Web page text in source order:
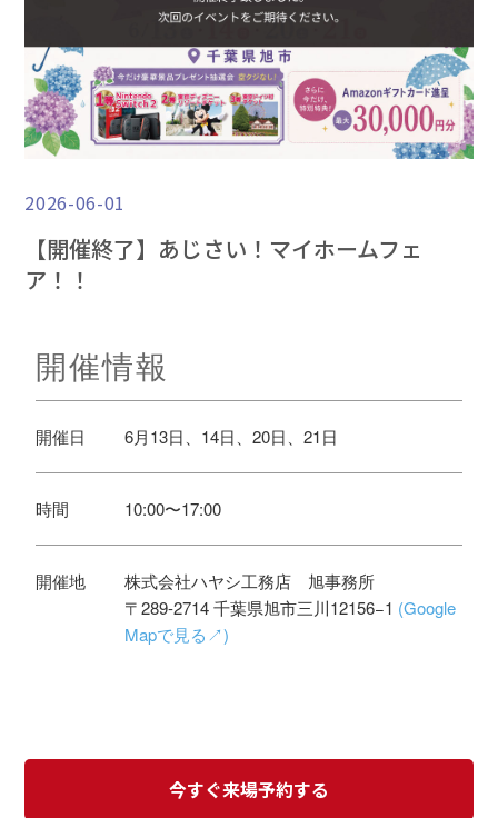
2026-06-01
【開催終了】あじさい！マイホームフェ
ア！！
開催情報
開催日 6月13日、14日、20日、21日
時間 10:00〜17:00
開催地
株式会社ハヤシ工務店 旭事務所
〒289-2714 千葉県旭市三川12156−1 (Google
Mapで見る↗)
今すぐ来場予約する